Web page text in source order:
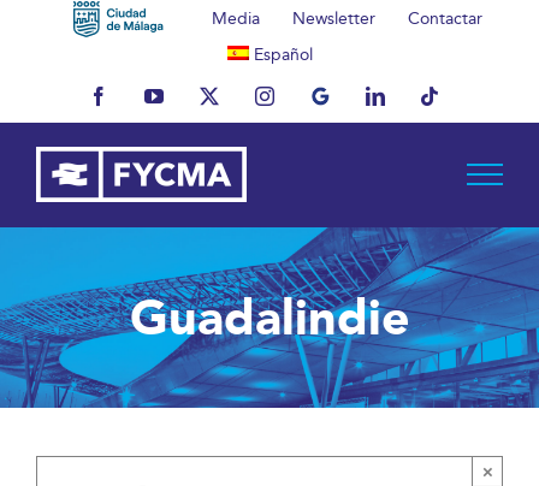
Media Newsletter
Contactar
Español
FacebookYouTubeX InstagramMyBusinessLinkedInTiktok
Guadalindie
×